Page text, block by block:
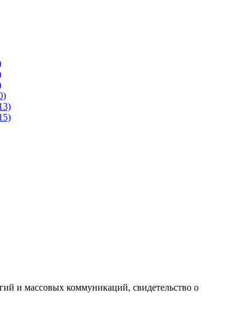
и массовых коммуникаций, свидетельство о